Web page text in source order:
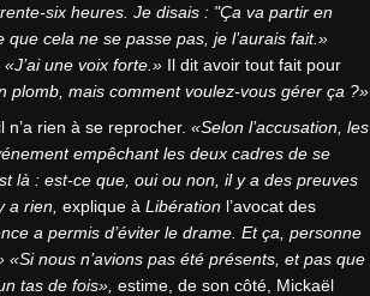
six heures. Je disais : "Ça va partir en
que cela ne se passe pas, je l’aurais fait.»
«J’ai une voix forte.» Il dit avoir tout fait pour
plomb, mais comment voulez-vous gérer ça ?»
rien à se reprocher. «Selon l’accusation, les
empêchant les deux cadres de se
là : est-ce que, oui ou non, il y a des preuves
a rien, explique à Libération l’avocat des
a permis d’éviter le drame. Et ça, personne
«Si nous n’avions pas été présents, et pas que
tas de fois», estime, de son côté, Mickaël